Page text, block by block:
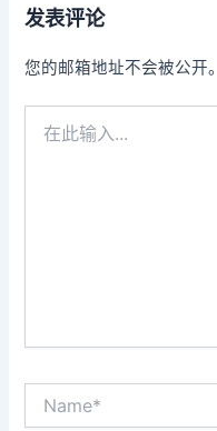
发表评论
您的邮箱地址不会被公开。